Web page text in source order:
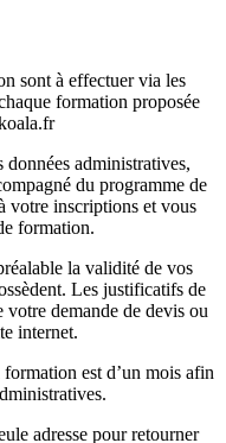
sont à effectuer via les
formation proposée
administratives,
du programme de
votre inscriptions et vous
formation.
la validité de vos
Les justificatifs de
votre demande de devis ou
internet.
est d’un mois afin
adresse pour retourner